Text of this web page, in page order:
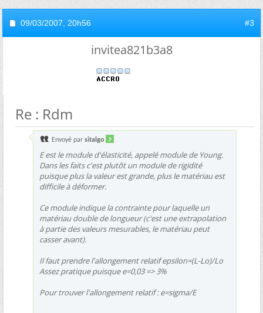
09/03/2007, 20h56 #3
invitea821b3a8
Re : Rdm
Envoyé par sitalgo
E est le module d'élasticité, appelé module de Young.
Dans les faits c'est plutôt un module de rigidité
puisque plus la valeur est grande, plus le matériau est
difficile à déformer.
Ce module indique la contrainte pour laquelle un
matériau double de longueur (c'est une extrapolation
à partie des valeurs mesurables, le matériau peut
casser avant).
Il faut prendre l'allongement relatif epsilon=(L-Lo)/Lo
Assez pratique puisque e=0,03 => 3%
Pour trouver l'allongement relatif : e=sigma/E